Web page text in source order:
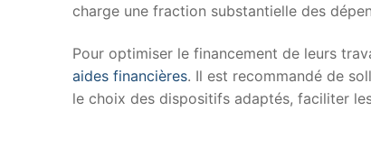
charge une fraction substantielle des
Pour optimiser le financement de leurs
aides financières. Il est recommandé de
le choix des dispositifs adaptés, faciliter